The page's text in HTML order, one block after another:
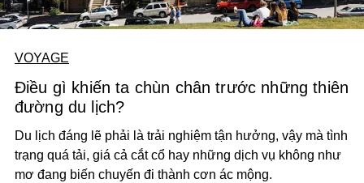
VOYAGE
Điều gì khiến ta chùn chân trước những thiên
đường du lịch?
Du lịch đáng lẽ phải là trải nghiệm tận hưởng, vậy mà tình
trạng quá tải, giá cả cắt cổ hay những dịch vụ không như
mơ đang biến chuyến đi thành cơn ác mộng.